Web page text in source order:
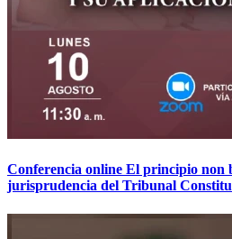
Conferencia online El principio non
jurisprudencia del Tribunal